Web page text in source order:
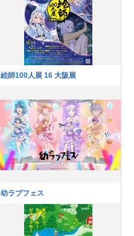
絵師100人展 16 大阪展
幼ラブフェス